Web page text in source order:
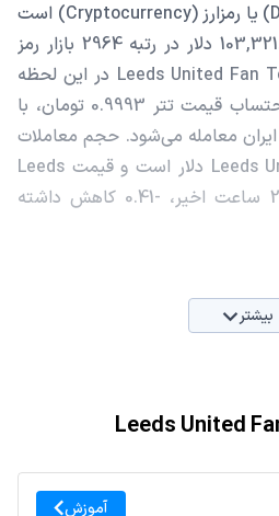
دیجیتال (Digital Currency) یا رمزارز (Cryptocurrency) است
که با ارزش بازار حدود 103,321.73 دلار در رتبه 2964 بازار رمز
ارزها قرار دارد. قیمت Leeds United Fan Token در این لحظه
0.02046 دلار است که با احتساب قیمت تتر 0.9993 تومان، با
تومان در ایران معامله می‌شود. حجم معاملات
روزانه Leeds United Fan Token 0 دلار است و قیمت Leeds
United Fan Token در 24 ساعت اخیر، -0.41 کاهش داشته
بیشتر
آموزش